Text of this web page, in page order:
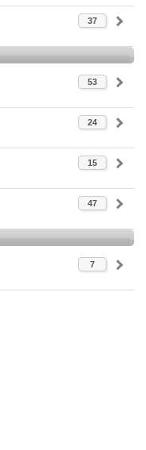
37
53
24
15
47
7